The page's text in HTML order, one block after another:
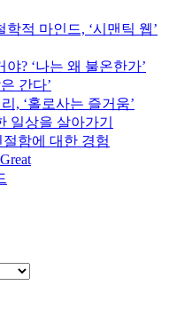
적 마인드, ‘시맨틱 웹’
? ‘나는 왜 불온한가’
간다’
, ‘홀로사는 즐거움’
일상을 살아가기
함에 대한 경험